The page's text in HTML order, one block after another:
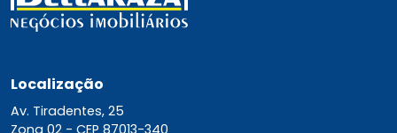
Localização
Av. Tiradentes, 25
Zona 02 - CEP 87013-340